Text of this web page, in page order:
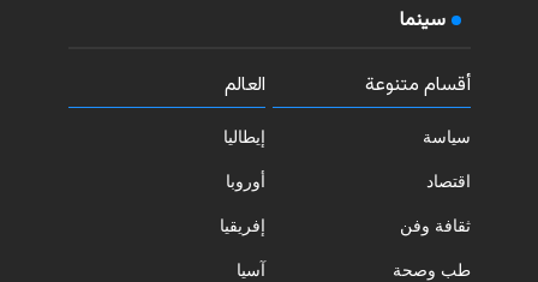
سينما
أقسام متنوعة
سياسة
اقتصاد
ثقافة وفن
طب وصحة
العالم
إيطاليا
أوروبا
إفريقيا
آسيا